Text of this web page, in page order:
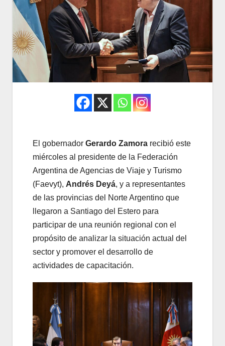
El gobernador Gerardo Zamora recibió este
miércoles al presidente de la Federación
Argentina de Agencias de Viaje y Turismo
(Faevyt), Andrés Deyá, y a representantes
de las provincias del Norte Argentino que
llegaron a Santiago del Estero para
participar de una reunión regional con el
propósito de analizar la situación actual del
sector y promover el desarrollo de
actividades de capacitación.